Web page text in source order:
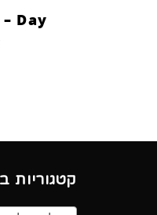
Day
קטגוריות